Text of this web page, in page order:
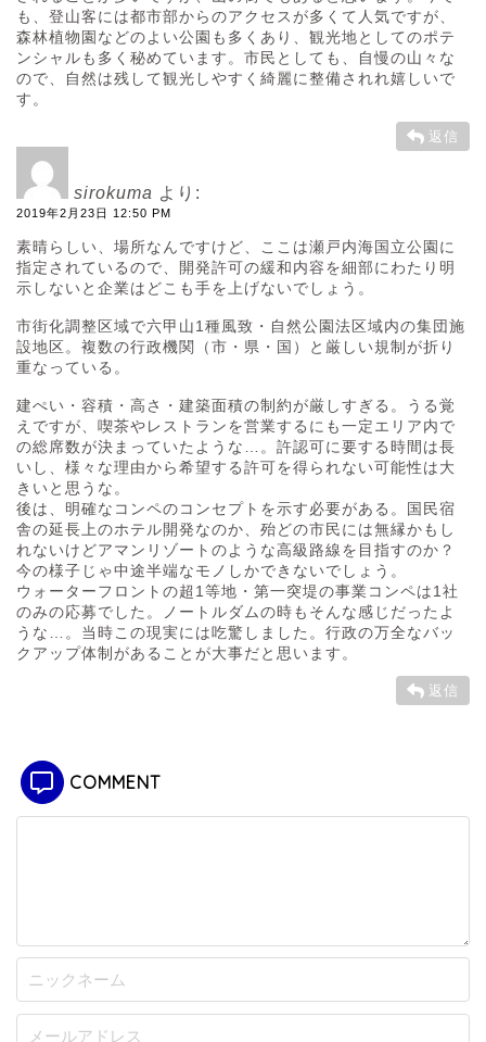
も、登山客には都市部からのアクセスが多くて人気ですが、
森林植物園などのよい公園も多くあり、観光地としてのポテ
ンシャルも多く秘めています。市民としても、自慢の山々な
ので、自然は残して観光しやすく綺麗に整備されれ嬉しいで
す。
返信
sirokuma より:
2019年2月23日 12:50 PM
素晴らしい、場所なんですけど、ここは瀬戸内海国立公園に
指定されているので、開発許可の緩和内容を細部にわたり明
示しないと企業はどこも手を上げないでしょう。
市街化調整区域で六甲山1種風致・自然公園法区域内の集団施
設地区。複数の行政機関（市・県・国）と厳しい規制が折り
重なっている。
建ぺい・容積・高さ・建築面積の制約が厳しすぎる。うる覚
えですが、喫茶やレストランを営業するにも一定エリア内で
の総席数が決まっていたような…。許認可に要する時間は長
いし、様々な理由から希望する許可を得られない可能性は大
きいと思うな。
後は、明確なコンペのコンセプトを示す必要がある。国民宿
舎の延長上のホテル開発なのか、殆どの市民には無縁かもし
れないけどアマンリゾートのような高級路線を目指すのか？
今の様子じゃ中途半端なモノしかできないでしょう。
ウォーターフロントの超1等地・第一突堤の事業コンペは1社
のみの応募でした。ノートルダムの時もそんな感じだったよ
うな…。当時この現実には吃驚しました。行政の万全なバッ
クアップ体制があることが大事だと思います。
返信
COMMENT